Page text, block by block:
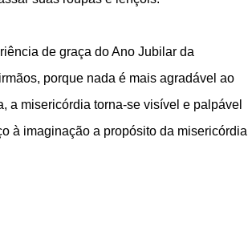
de graça do Ano Jubilar da
porque nada é mais agradável ao
a misericórdia torna-se visível e palpável
à imaginação a propósito da misericórdia